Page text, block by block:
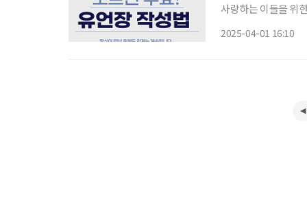
사랑하는 이들을 위한 배려다. 누군가는 삶의 끝을 ‘정리’로, 누
2025-04-01 16:10